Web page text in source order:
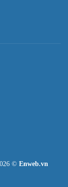
© Enweb.vn